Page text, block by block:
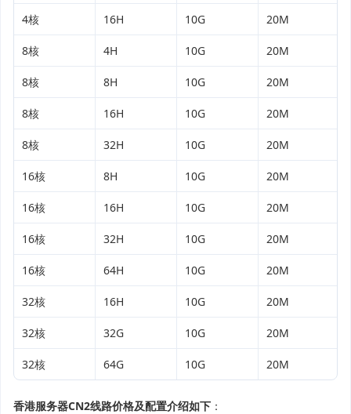
4核 16H 10G 20M
8核 4H 10G 20M
8核 8H 10G 20M
8核 16H 10G 20M
8核 32H 10G 20M
16核 8H 10G 20M
16核 16H 10G 20M
16核 32H 10G 20M
16核 64H 10G 20M
32核 16H 10G 20M
32核 32G 10G 20M
32核 64G 10G 20M
香港服务器CN2线路价格及配置介绍如下 ：